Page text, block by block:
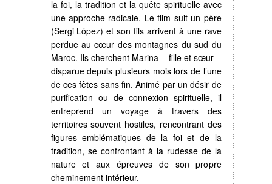
la foi, la tradition et la quête spirituelle avec
une approche radicale. Le film suit un père
(Sergi López) et son fils arrivent à une rave
perdue au cœur des montagnes du sud du
Maroc. Ils cherchent Marina – fille et sœur –
disparue depuis plusieurs mois lors de l’une
de ces fêtes sans fin. Animé par un désir de
purification ou de connexion spirituelle, il
entreprend un voyage à travers des
territoires souvent hostiles, rencontrant des
figures emblématiques de la foi et de la
tradition, se confrontant à la rudesse de la
nature et aux épreuves de son propre
cheminement intérieur.